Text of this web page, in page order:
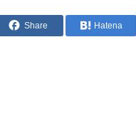
Share Hatena